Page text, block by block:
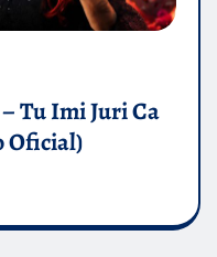
Tu Imi Juri Ca
Oficial)